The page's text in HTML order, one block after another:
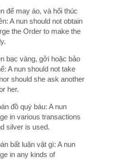
để may áo, và hối thúc
A nun should not obtain
the Order to make the
bạc vàng, gởi hoặc bảo
A nun should not take
should she ask another
her.
đồ quý báu: A nun
in various transactions
silver is used.
bất luận vật gì: A nun
in any kinds of